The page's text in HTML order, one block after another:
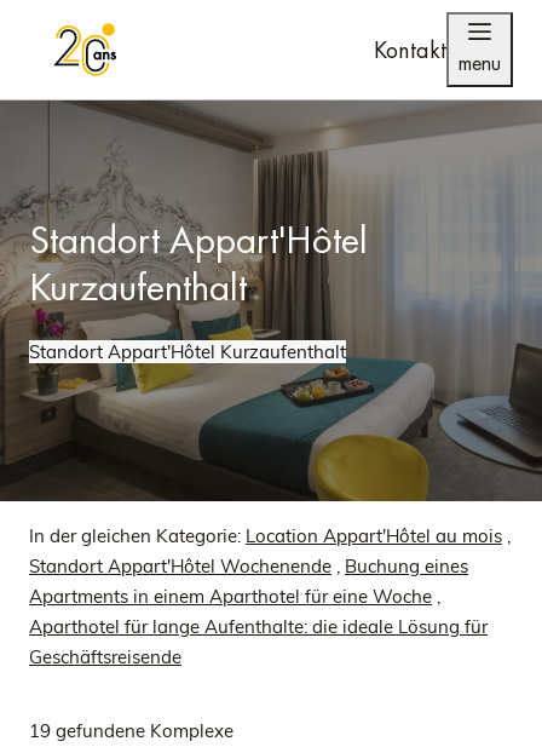
Kontakt menu
Standort Appart'Hôtel
Kurzaufenthalt
Standort Appart'Hôtel Kurzaufenthalt
In der gleichen Kategorie: Location Appart'Hôtel au mois ,
Standort Appart'Hôtel Wochenende , Buchung eines
Apartments in einem Aparthotel für eine Woche ,
Aparthotel für lange Aufenthalte: die ideale Lösung für
Geschäftsreisende
19 gefundene Komplexe